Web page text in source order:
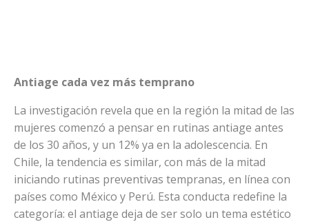
Antiage cada vez más temprano
La investigación revela que en la región la mitad de las
mujeres comenzó a pensar en rutinas antiage antes
de los 30 años, y un 12% ya en la adolescencia. En
Chile, la tendencia es similar, con más de la mitad
iniciando rutinas preventivas tempranas, en línea con
países como México y Perú. Esta conducta redefine la
categoría: el antiage deja de ser solo un tema estético